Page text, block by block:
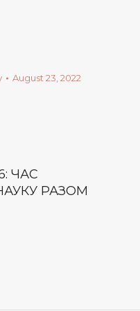
August 23, 2022
ЧАС
РАЗОМ